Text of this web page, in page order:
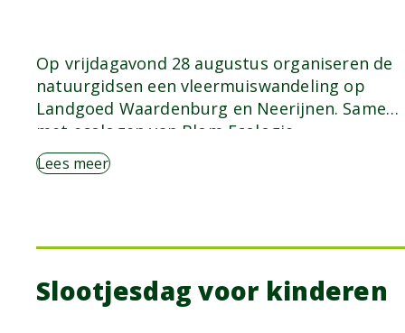
Op vrijdagavond 28 augustus organiseren de
natuurgidsen een vleermuiswandeling op
Landgoed Waardenburg en Neerijnen. Samen
met ecologen van Blom Ecologie…
Lees meer
Slootjesdag voor kinderen